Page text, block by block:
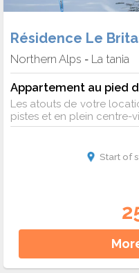
Résidence Le
Northern Alps - La tania
Les atouts de votre
pistes et en plein centre-
Start of